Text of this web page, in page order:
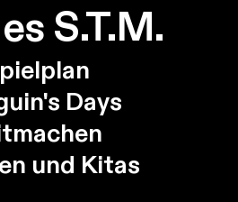
S.T.M.
Days
und Kitas